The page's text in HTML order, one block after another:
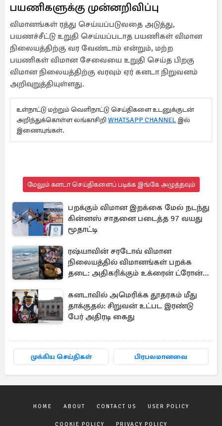
பயணிகளுக்கு முன்னறிவிப்பு
விமானங்கள் ரத்து செய்யப்படுவதை அடுத்து,
பயணச்சீட்டு உறுதி செய்யப்படாத பயணிகள் விமான
நிலையத்திற்கு வர வேண்டாம் என்றும், மற்ற
பயணிகள் விமான சேவையை உறுதி செய்த பிறகு
விமான நிலையத்திற்கு வரவும் ஏர் கனடா நிறுவனம்
அறிவுறுத்தியுள்ளது.
உள்நாட்டு மற்றும் வெளிநாட்டு செய்திகளை உடனுக்குடன்
அறிந்துக்கொள்ள லங்காசிறி WHATSAPP CHANNEL இல்
இணையுங்கள்.
மேலும் கனடா செய்திகளைப் படிக்க இங்கே அழுத்தவும்
பறக்கும் விமான இறக்கை மேல் நடந்து
கின்னஸ் சாதனை படைத்த 97 வயது
மூதாட்டி
ரஷ்யாவின் சரடோவ் விமான
நிலையத்தில் விமானங்கள் பறக்க
தடை: அதிகரிக்கும் உக்ரைன் ட்ரோன்
கனடாவில் அமெரிக்க தூதரகம் மீது
தாக்குதல்: சிறுவன் உட்பட இரண்டு
பேர் அதிரடி கைது
முக்கிய செய்திகள் பிரபலமானவை
HOME ABOUT CONTACT US USER POLICY
COOKIE POLICY PRIVACY POLICY